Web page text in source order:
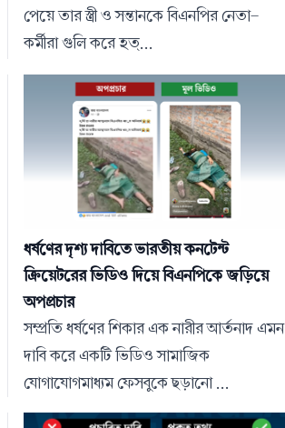
পেয়ে তার স্ত্রী ও সন্তানকে বিএনপির নেতা-
কর্মীরা গুলি করে হত্...
ধর্ষণের দৃশ্য দাবিতে ভারতীয় কনটেন্ট
ক্রিয়েটরের ভিডিও দিয়ে বিএনপিকে জড়িয়ে
অপপ্রচার
সম্প্রতি ধর্ষণের শিকার এক নারীর আর্তনাদ এমন
দাবি করে একটি ভিডিও সামাজিক
যোগাযোগমাধ্যম ফেসবুকে ছড়ানো ...